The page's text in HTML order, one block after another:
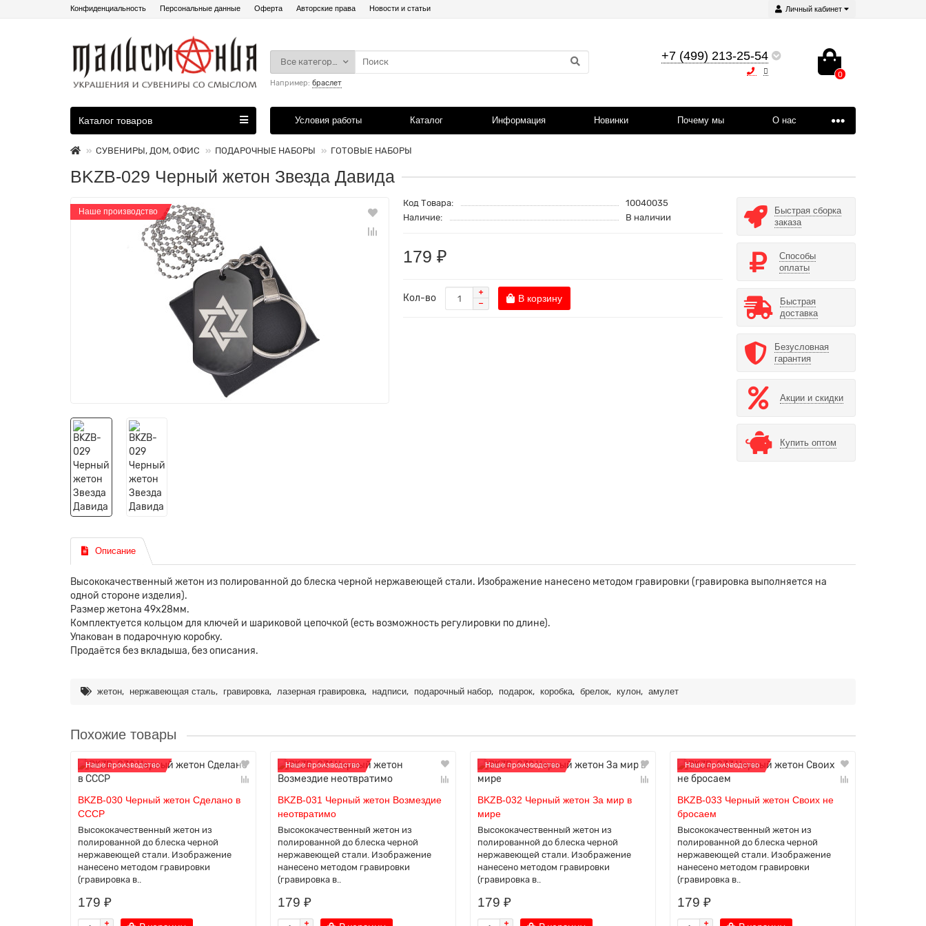
Личный кабинет
Конфиденциальность Персональные данные Оферта Авторские права Новости и статьи
+7 (499) 213-25-54
0
Все категории
Например: браслет
Каталог товаров Условия работы Каталог Информация Новинки Почему мы О нас
СУВЕНИРЫ, ДОМ, ОФИС ПОДАРОЧНЫЕ НАБОРЫ ГОТОВЫЕ НАБОРЫ
BKZB-029 Черный жетон Звезда Давида
Наше производство
Код Товара:
10040035
Наличие:
В наличии
179 ₽
Кол-во В корзину
Быстрая сборка
заказа
Способы
оплаты
Быстрая
доставка
Безусловная
гарантия
Акции и скидки
Купить оптом
Описание
Высококачественный жетон из полированной до блеска черной нержавеющей стали. Изображение нанесено методом гравировки (гравировка выполняется на
одной стороне изделия).
Размер жетона 49х28мм.
Комплектуется кольцом для ключей и шариковой цепочкой (есть возможность регулировки по длине).
Упакован в подарочную коробку.
Продаётся без вкладыша, без описания.
жетон, нержавеющая сталь, гравировка, лазерная гравировка, надписи, подарочный набор, подарок, коробка, брелок, кулон, амулет
Похожие товары
Наше производство
BKZB-030 Черный жетон Сделано в
СССР
Высококачественный жетон из
полированной до блеска черной
нержавеющей стали. Изображение
нанесено методом гравировки
(гравировка в..
179 ₽
Наше производство
BKZB-031 Черный жетон Возмездие
неотвратимо
Высококачественный жетон из
полированной до блеска черной
нержавеющей стали. Изображение
нанесено методом гравировки
(гравировка в..
179 ₽
Наше производство
BKZB-032 Черный жетон За мир в
мире
Высококачественный жетон из
полированной до блеска черной
нержавеющей стали. Изображение
нанесено методом гравировки
(гравировка в..
179 ₽
Наше производство
BKZB-033 Черный жетон Своих не
бросаем
Высококачественный жетон из
полированной до блеска черной
нержавеющей стали. Изображение
нанесено методом гравировки
(гравировка в..
179 ₽